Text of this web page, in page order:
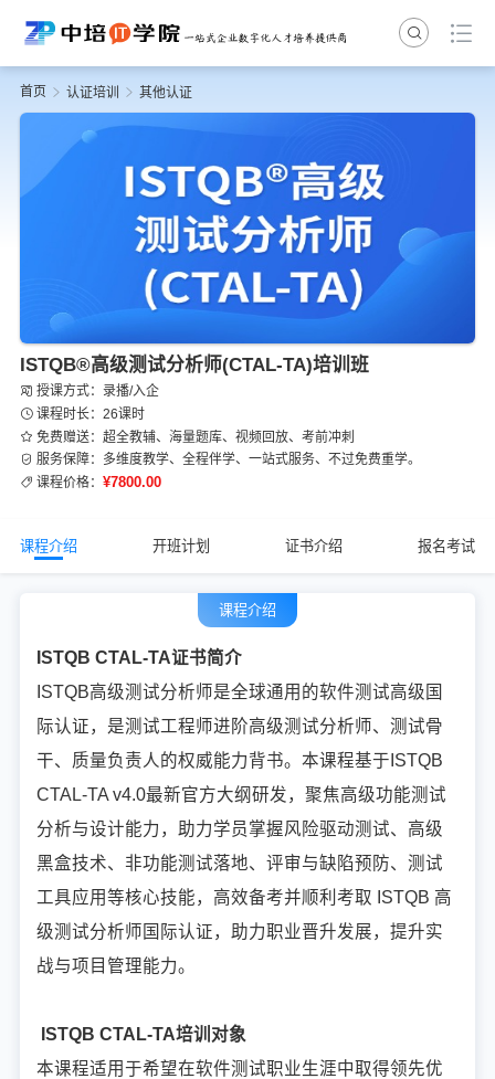
首页 认证培训 其他认证
ISTQB®高级测试分析师(CTAL-TA)培训班
授课方式：录播/入企
课程时长：26课时
免费赠送：超全教辅、海量题库、视频回放、考前冲刺
服务保障：多维度教学、全程伴学、一站式服务、不过免费重学。
课程价格： ¥7800.00
课程介绍 开班计划 证书介绍 报名考试
课程介绍
ISTQB CTAL-TA证书简介
ISTQB高级测试分析师是全球通用的软件测试高级国
际认证，是测试工程师进阶高级测试分析师、测试骨
干、质量负责人的权威能力背书。本课程基于ISTQB
CTAL-TA v4.0最新官方大纲研发，聚焦高级功能测试
分析与设计能力，助力学员掌握风险驱动测试、高级
黑盒技术、非功能测试落地、评审与缺陷预防、测试
工具应用等核心技能，高效备考并顺利考取 ISTQB 高
级测试分析师国际认证，助力职业晋升发展，提升实
战与项目管理能力。
ISTQB CTAL-TA培训对象
本课程适用于希望在软件测试职业生涯中取得领先优